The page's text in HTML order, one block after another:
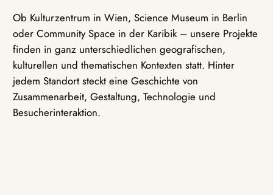
Ob Kulturzentrum in Wien, Science Museum in Berlin
oder Community Space in der Karibik – unsere Projekte
finden in ganz unterschiedlichen geografischen,
kulturellen und thematischen Kontexten statt. Hinter
jedem Standort steckt eine Geschichte von
Zusammenarbeit, Gestaltung, Technologie und
Besucherinteraktion.